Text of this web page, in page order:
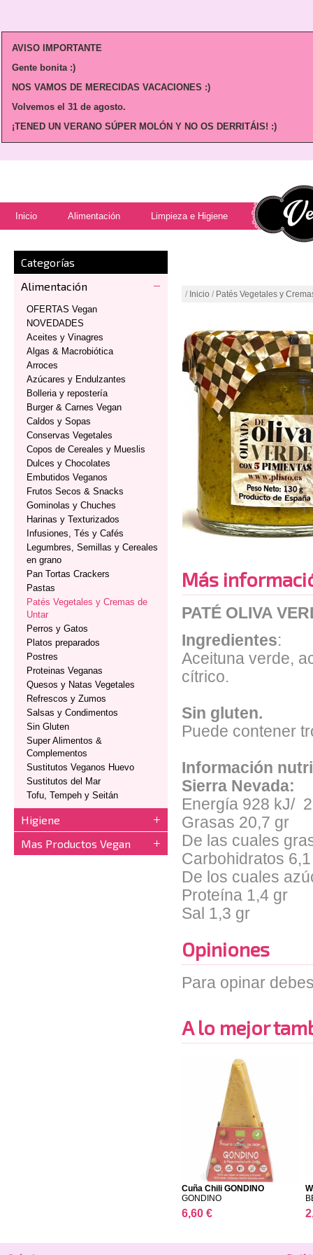
AVISO IMPORTANTE
Gente bonita :)
NOS VAMOS DE MERECIDAS VACACIONES :)
Volvemos el 31 de agosto.
¡TENED UN VERANO SÚPER MOLÓN Y NO OS DERRITÁIS! :)
Inicio Alimentación Limpieza e Higiene
Categorías
Alimentación
OFERTAS Vegan
NOVEDADES
Aceites y Vinagres
Algas & Macrobiótica
Arroces
Azúcares y Endulzantes
Bolleria y repostería
Burger & Carnes Vegan
Caldos y Sopas
Conservas Vegetales
Copos de Cereales y Mueslis
Dulces y Chocolates
Embutidos Veganos
Frutos Secos & Snacks
Gominolas y Chuches
Harinas y Texturizados
Infusiones, Tés y Cafés
Legumbres, Semillas y Cereales
en grano
Pan Tortas Crackers
Pastas
Patés Vegetales y Cremas de
Untar
Perros y Gatos
Platos preparados
Postres
Proteinas Veganas
Quesos y Natas Vegetales
Refrescos y Zumos
Salsas y Condimentos
Sin Gluten
Super Alimentos &
Complementos
Sustitutos Veganos Huevo
Sustitutos del Mar
Tofu, Tempeh y Seitán
Higiene
Mas Productos Vegan
/ Inicio / Patés Vegetales y
Más
PATÉ OLIVA
Ingredientes:
Aceituna verde,
cítrico.
Sin gluten.
Puede contener
Información
Sierra Nevada:
Energía 928 kJ/
Grasas 20,7 gr
De las cuales
Carbohidratos
De los cuales
Proteína 1,4 gr
Sal 1,3 gr
Opiniones
Para opinar
A lo mejor
Cuña Chili GONDINO
GONDINO
6,60 €